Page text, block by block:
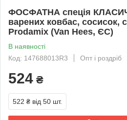
ФОСФАТНА спеція
варених ковбас, сосисок,
Prodamix (Van Hees, ЄС)
В наявності
Код: 147688013R3
Опт і роздріб
524 ₴
522 ₴ від 50 шт.